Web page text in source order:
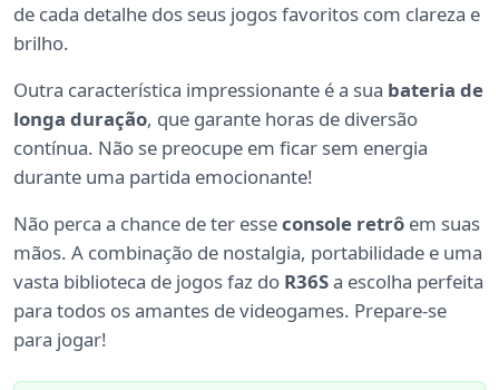
de cada detalhe dos seus jogos favoritos com clareza e
brilho.
Outra característica impressionante é a sua bateria de
longa duração, que garante horas de diversão
contínua. Não se preocupe em ficar sem energia
durante uma partida emocionante!
Não perca a chance de ter esseconsole retrô em suas
mãos. A combinação de nostalgia, portabilidade e uma
vasta biblioteca de jogos faz do R36Sa escolha perfeita
para todos os amantes de videogames. Prepare-se
para jogar!